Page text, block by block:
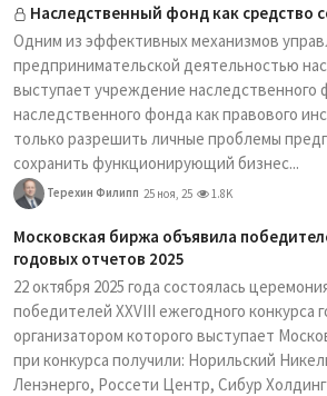
Наследственный фонд как средство
Одним из эффективных механизмов
предпринимательской деятельностью
выступает учреждение
наследственного фонда как правового
только разрешить личные проблемы
сохранить функционирующий бизнес...
Терехин Филипп 25 ноя, 25 1.8K
Московская биржа объявила
годовых отчетов 2025
22 октября 2025 года состоялась
победителей XXVIII ежегодного конкурса
организатором которого выступает
при конкурса получили: Норильский
Ленэнерго, Россети Центр, Сибур